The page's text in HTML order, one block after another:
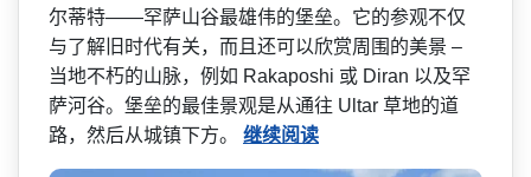
尔蒂特——罕萨山谷最雄伟的堡垒。它的­参观不仅
与了解旧时代有关，而且还可以欣赏周围的美­景 –
当地不朽的山脉，例如 Rakaposhi 或 Diran 以及罕
萨河谷。堡垒的最佳景观是从通往 Ultar 草地的道
路，然后从城镇下方。 继续阅读